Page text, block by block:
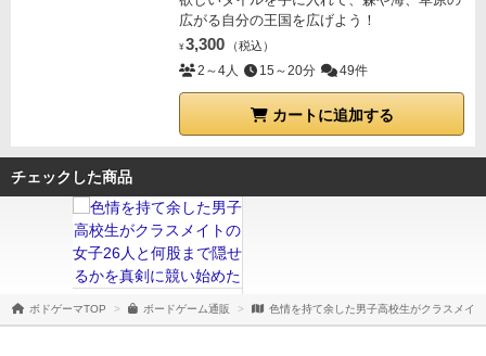
広がる自分の王国を広げよう！
¥ 3,300 （税込）
2～4人 15～20分 49件
カートに追加する
チェックした商品
ボドゲーマTOP ボードゲーム通販 色情を持て余した男子高校生がクラスメイ